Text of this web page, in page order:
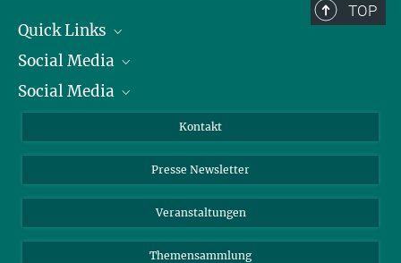
TOP
Quick Links
Präsident
Zahlen und Fakten
Meldestelle Fehlverhalten
Social Media
Bluesky
TikTok
Social Media
Instagram
YouTube
Kontakt
Presse Newsletter
Veranstaltungen
Themensammlung